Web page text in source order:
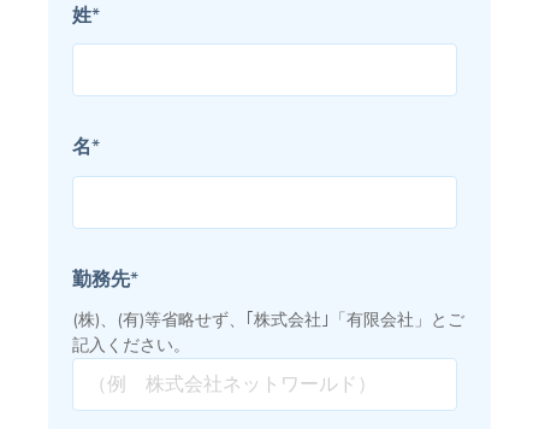
姓*
名*
勤務先*
(株)、(有)等省略せず、｢株式会社｣「有限会社」とご
記入ください。